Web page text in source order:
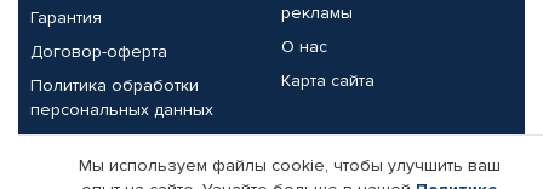
Гарантия
Договор-оферта
Политика обработки
персональных данных
рекламы
О нас
Карта сайта
Партнерам
Мы используем файлы cookie, чтобы улучшить ваш